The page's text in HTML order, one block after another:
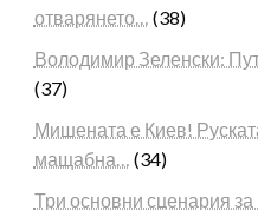
отварянето… (38)
Володимир Зеленски:
(37)
Мишената е Киев!
мащабна… (34)
Три основни сценария